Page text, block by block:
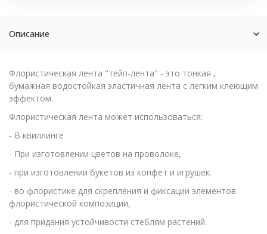
Описание
Флористическая лента "тейп-лента" - это тонкая ,
бумажная водостойкая эластичная лента с легким клеющим
эффектом.
Флористическая лента может использоваться:
- В квиллинге
- При изготовлении цветов на проволоке,
- при изготовлении букетов из конфет и игрушек.
- во флористике для скрепления и фиксации элементов
флористической композиции,
- для придания устойчивости стеблям растений.